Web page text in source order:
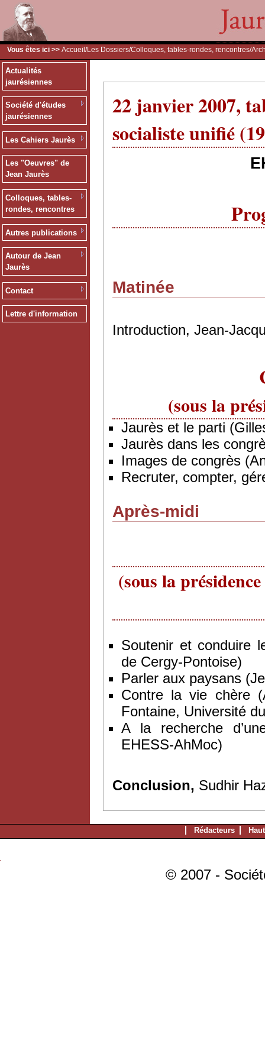
Vous êtes ici >> Accueil /Les Dossiers/Colloques, tables-rondes, rencontres/
Actualités
jaurésiennes
Société d'études
jaurésiennes
Les Cahiers Jaurès
Les "Oeuvres" de
Jean Jaurès
Colloques, tables-
rondes, rencontres
Autres publications
Autour de Jean
Jaurès
Contact
Lettre d'information
22 janvier 2007,
socialiste unifié
Matinée
Introduction, Jean-
(sous la
Jaurès et le parti
Jaurès dans les
Images de congrès
Recruter, compter,
Après-midi
(sous la
Soutenir et conduire
de Cergy-Pontoise)
Parler aux paysans
Contre la vie chère
Fontaine, Université
A la recherche
EHESS-AhMoc)
Conclusion, Sudhir
Rédacteurs
© 2007 -